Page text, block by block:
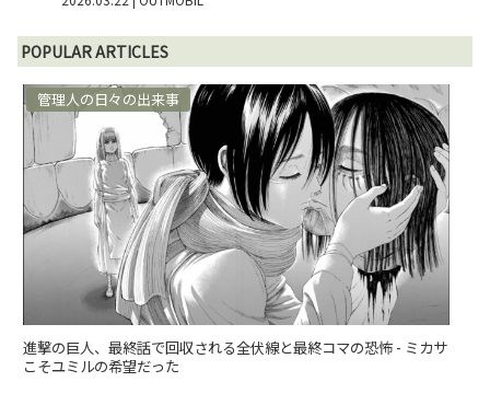
POPULAR ARTICLES
管理人の日々の出来事
進撃の巨人、最終話で回収される全伏線と最終コマの恐怖 - ミカサ
こそユミルの希望だった